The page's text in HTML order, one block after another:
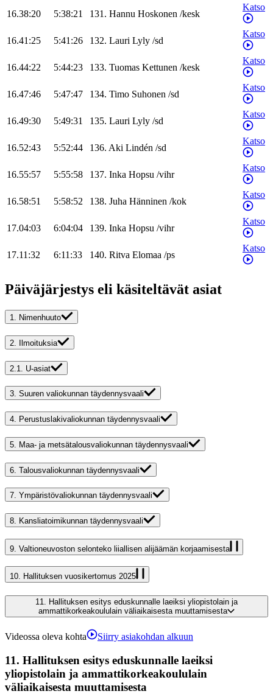
16.38:20 5:38:21 131. Hannu Hoskonen /kesk
Katso
16.41:25 5:41:26 132. Lauri Lyly /sd
Katso
16.44:22 5:44:23 133. Tuomas Kettunen /kesk
Katso
16.47:46 5:47:47 134. Timo Suhonen /sd
Katso
16.49:30 5:49:31 135. Lauri Lyly /sd
Katso
16.52:43 5:52:44 136. Aki Lindén /sd
Katso
16.55:57 5:55:58 137. Inka Hopsu /vihr
Katso
16.58:51 5:58:52 138. Juha Hänninen /kok
Katso
17.04:03 6:04:04 139. Inka Hopsu /vihr
Katso
17.11:32 6:11:33 140. Ritva Elomaa /ps
Katso
Päiväjärjestys eli käsiteltävät asiat
1. Nimenhuuto
2. Ilmoituksia
2.1. U-asiat
3. Suuren valiokunnan täydennysvaali
4. Perustuslakivaliokunnan täydennysvaali
5. Maa- ja metsätalousvaliokunnan täydennysvaali
6. Talousvaliokunnan täydennysvaali
7. Ympäristövaliokunnan täydennysvaali
8. Kansliatoimikunnan täydennysvaali
9. Valtioneuvoston selonteko liiallisen alijäämän korjaamisesta
10. Hallituksen vuosikertomus 2025
11. Hallituksen esitys eduskunnalle laeiksi yliopistolain ja
ammattikorkeakoululain väliaikaisesta muuttamisesta
Videossa oleva kohta Siirry asiakohdan alkuun
11. Hallituksen esitys eduskunnalle laeiksi
yliopistolain ja ammattikorkeakoululain
väliaikaisesta muuttamisesta